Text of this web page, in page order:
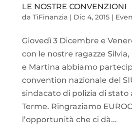
LE NOSTRE CONVENZIONI
da TiFinanzia| Dic 4, 2015|
Giovedì 3 Dicembre e
con le nostre ragazze Silvia,
e Martina abbiamo
convention nazionale del
sindacato di polizia di stato
Terme. Ringraziamo
l’opportunità che ci dà...